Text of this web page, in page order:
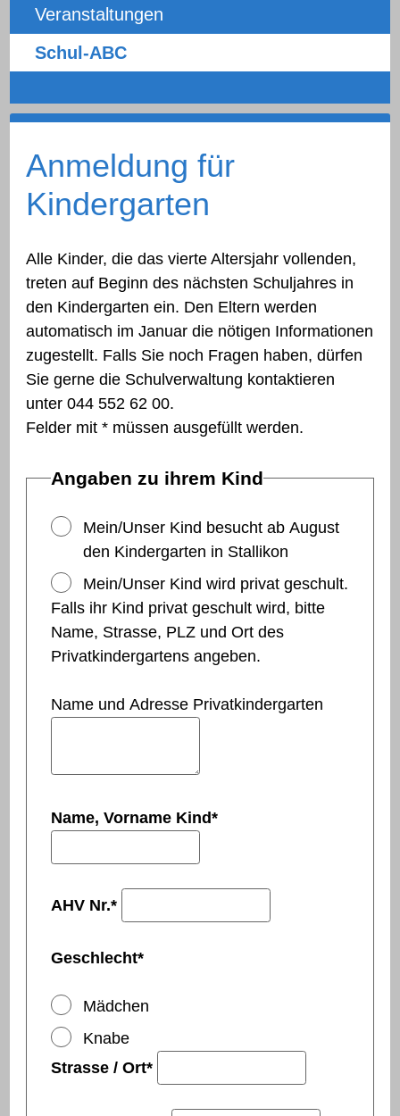
Veranstaltungen
Schul-ABC
Anmeldung für
Kindergarten
Alle Kinder, die das vierte Altersjahr vollenden,
treten auf Beginn des nächsten Schuljahres in
den Kindergarten ein. Den Eltern werden
automatisch im Januar die nötigen Informationen
zugestellt. Falls Sie noch Fragen haben, dürfen
Sie gerne die Schulverwaltung kontaktieren
unter 044 552 62 00.
Felder mit * müssen ausgefüllt werden.
Angaben zu ihrem Kind
Mein/Unser Kind besucht ab August
den Kindergarten in Stallikon
Mein/Unser Kind wird privat geschult.
Falls ihr Kind privat geschult wird, bitte
Name, Strasse, PLZ und Ort des
Privatkindergartens angeben.
Name und Adresse Privatkindergarten
Name, Vorname Kind*
AHV Nr.*
Geschlecht*
Mädchen
Knabe
Strasse / Ort*